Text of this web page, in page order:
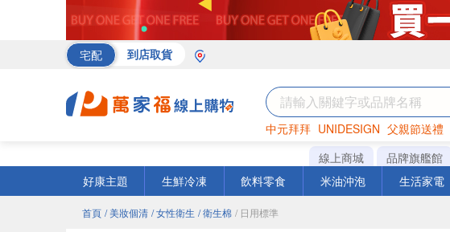
宅配 到店取貨
中元拜拜 UNIDESIGN 父親節送禮
海苔 巧克力 衛生紙
線上商城 品牌旗艦館
好康主題
生鮮冷凍 飲料零食 米油沖泡 生活家電
首頁 / 美妝個清 / 女性衛生 / 衛生棉 / 日用標準